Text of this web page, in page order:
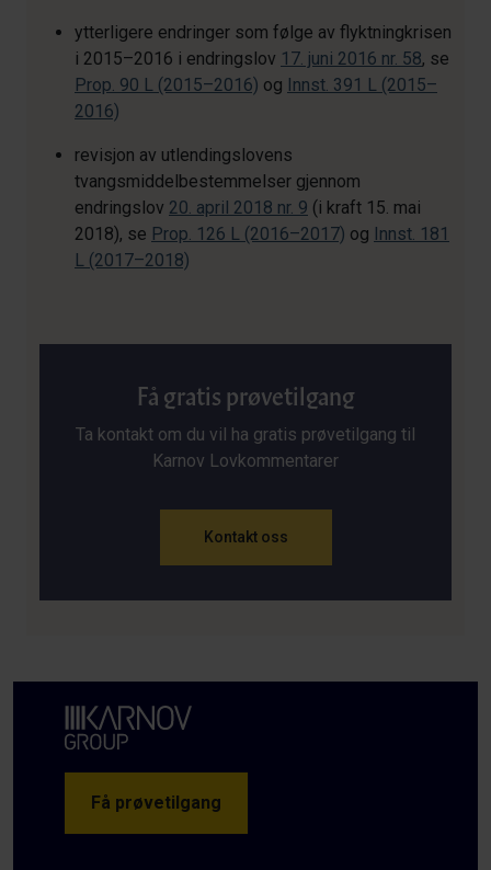
ytterligere endringer som følge av flyktningkrisen
i 2015–2016 i endringslov 17. juni 2016 nr. 58, se
Prop. 90 L (2015–2016) og Innst. 391 L (2015–
2016)
revisjon av utlendingslovens
tvangsmiddelbestemmelser gjennom
endringslov 20. april 2018 nr. 9 (i kraft 15. mai
2018), se Prop. 126 L (2016–2017) og Innst. 181
L (2017–2018)
Få gratis prøvetilgang
Ta kontakt om du vil ha gratis prøvetilgang til
Karnov Lovkommentarer
Kontakt oss
Få prøvetilgang